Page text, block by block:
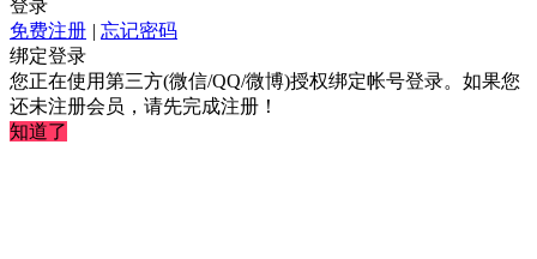
登录
免费注册 | 忘记密码
绑定登录
您正在使用第三方(微信/QQ/微博)授权绑定帐号登录。如果您
还未注册会员，请先完成注册！
知道了